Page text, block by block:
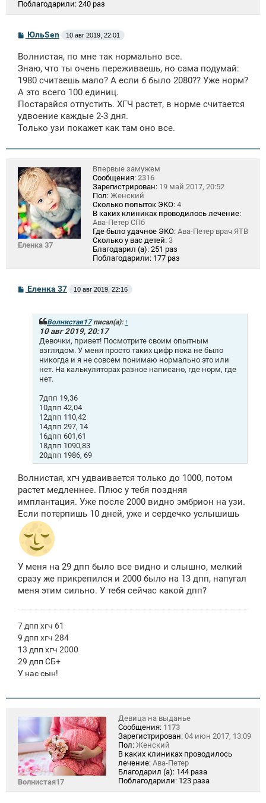
Поблагодарили: 240 раз
С
б
щ
е
н
и
ЮльSen 10 авг 2019, 22:01
Волнистая, по мне так нормально все.
Знаю, что ты очень переживаешь, но сама подумай:
1980 считаешь мало? А если б было 2080?? Уже норм?
А это всего 100 единиц.
Постарайся отпустить. ХГЧ растет, в норме считается
удвоение каждые 2-3 дня.
Только узи покажет как там оно все.
Еленка 37
Впервые замужем
Сообщения: 2316
Зарегистрирован: 19 май 2017, 20:52
Пол: Женский
Сколько попыток ЭКО: 4
В каких клиниках проводилось лечение:
Ава-Петер СПб
Где было удачное ЭКО: Ава-Петер врач ЯТВ
Сколько у вас детей: 3
Благодарил (а): 251 раз
Поблагодарили: 177 раз
СЕленка 37 10 авг 2019, 22:16
Волнистая17писал(а): ↑
10 авг 2019, 20:17
Девочки, привет! Посмотрите своим опытным
взглядом. У меня просто таких цифр пока не было
никогда и я не совсем понимаю нормально это или
нет. На калькуляторах разное написано, где норм, где
нет.
7дпп 19,36
10дпп 42,04
12дпп 110,42
14дпп 297, 14
16дпп 601,61
18дпп 1090,83
20дпп 1986, 69
Волнистая, хгч удваивается только до 1000, потом
растет медленнее. Плюс у тебя поздняя
имплантация. Уже после 2000 видно эмбрион на узи.
Если потерпишь 10 дней, уже и сердечко услышишь
У меня на 29 дпп было все видно и слышно, мелкий
сразу же прикрепился и 2000 было на 13 дпп, напугал
меня этим сильно. У тебя сейчас какой дпп?
7 дпп хгч 61
9 дпп хгч 284
13 дпп хгч 2000
29 дпп СБ+
У нас сын!
Волнистая17
Девица на выданье
Сообщения: 1173
Зарегистрирован: 04 июн 2017, 13:09
Пол: Женский
В каких клиниках проводилось
лечение: Ава-Петер
Благодарил (а): 144 раза
Поблагодарили: 123 раза